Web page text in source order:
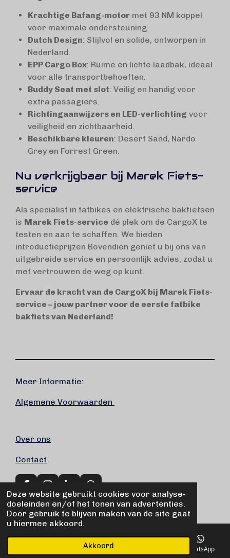
Deze website gebruikt cookies voor analyse-
doeleinden en/of het tonen van advertenties.
Door gebruik te blijven maken van de site gaat
u hiermee akkoord.
Akkoord
Krachtige Bafang-motor met 93 NM koppel
voor maximale ondersteuning.
Dutch Design: Stijlvol en solide, ontworpen in
Nederland.
EPP Cargo Box: Ruime en lichte laadbak, ideaal
voor alle transportbehoeften.
Buddy Seat met slot: Veilig en handig voor
extra passagiers.
Richtingaanwijzers en LED-verlichting voor
veiligheid en zichtbaarheid.
Beschikbare kleuren: Desert Sand, Nardo
Grey en Forrest Green.
Nu verkrijgbaar bij Marek Fiets-
service
Als specialist in fatbikes en elektrische bakfietsen
is Marek Fiets-service dé plek om de CargoX te
testen en aan te schaffen. We bieden
introductieprijzen Bovendien geniet u bij ons van
uitgebreide service en persoonlijk advies, zodat u
met vertrouwen de weg op kunt.
Ervaar de kracht van de CargoX bij Marek Fiets-
service – jouw partner voor de eerste fatbike
bakfiets van Nederland!
Meer Informatie:
Algemene Voorwaarden
Over ons
Contact
a
c
e
b
o
n
s
t
a
g
i
n
k
e
d
W
h
a
t
A
p
© 2020 - 2026 Marek Fiets-service
Telefoonnummer WhatsApp